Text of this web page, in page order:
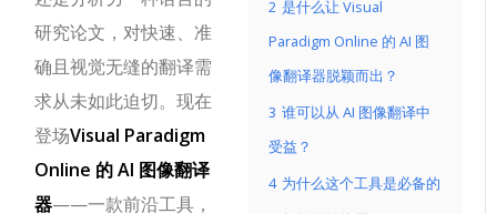
2 是什么让 Visual
Paradigm Online 的 AI 图
像翻译器脱颖而出？
3 谁可以从 AI 图像翻译中
受益？
4 为什么这个工具是必备的
研究论文，对快速、准
确且视觉无缝的翻译需
求从未如此迫切。现在
登场Visual Paradigm
Online 的 AI 图像翻译
器——一款前沿工具，